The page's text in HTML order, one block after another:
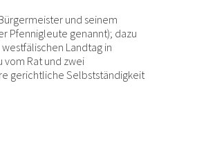
und seinem
Pfennigleute genannt); dazu
Landtag in
vom Rat und zwei
gerichtliche Selbstständigkeit